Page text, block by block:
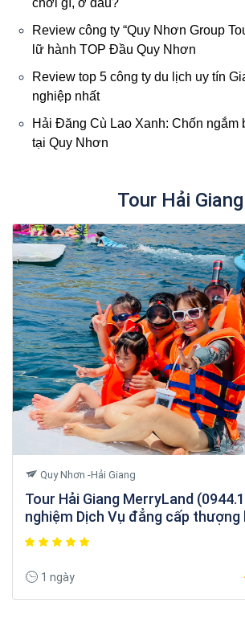
Review công ty “Quy Nhơn Group
lữ hành TOP Đầu Quy Nhơn
Review top 5 công ty du lịch uy tín
nghiệp nhất
Hải Đăng Cù Lao Xanh: Chốn ngắm
tại Quy Nhơn
Tour Hải Giang
Quy Nhơn -Hải Giang
Tour Hải Giang MerryLand
nghiệm Dịch Vụ đẳng cấp thượng
Nhơn
1 ngày